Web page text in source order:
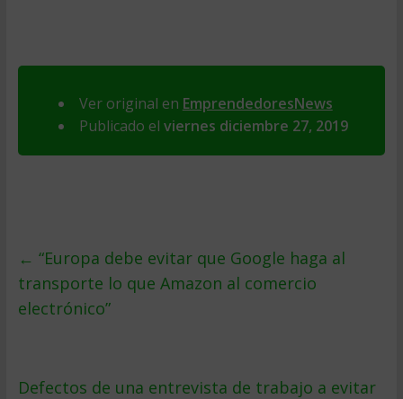
Ver original en EmprendedoresNews
Publicado el viernes diciembre 27, 2019
← “Europa debe evitar que Google haga al
transporte lo que Amazon al comercio
electrónico”
Defectos de una entrevista de trabajo a evitar